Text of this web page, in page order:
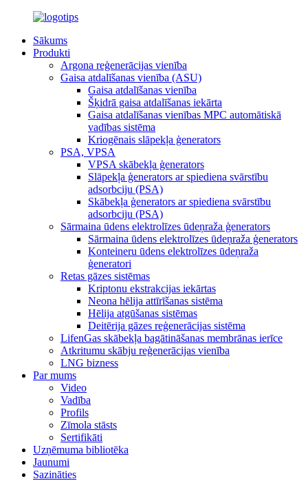
Sākums
Produkti
Argona reģenerācijas vienība
Gaisa atdalīšanas vienība (ASU)
Gaisa atdalīšanas vienība
Šķidrā gaisa atdalīšanas iekārta
Gaisa atdalīšanas vienības MPC automātiskā
vadības sistēma
Kriogēnais slāpekļa ģenerators
PSA, VPSA
VPSA skābekļa ģenerators
Slāpekļa ģenerators ar spiediena svārstību
adsorbciju (PSA)
Skābekļa ģenerators ar spiediena svārstību
adsorbciju (PSA)
Sārmaina ūdens elektrolīzes ūdeņraža ģenerators
Sārmaina ūdens elektrolīzes ūdeņraža ģenerators
Konteineru ūdens elektrolīzes ūdeņraža
ģeneratori
Retas gāzes sistēmas
Kriptonu ekstrakcijas iekārtas
Neona hēlija attīrīšanas sistēma
Hēlija atgūšanas sistēmas
Deitērija gāzes reģenerācijas sistēma
LifenGas skābekļa bagātināšanas membrānas ierīce
Atkritumu skābju reģenerācijas vienība
LNG bizness
Par mums
Video
Vadība
Profils
Zīmola stāsts
Sertifikāti
Uzņēmuma bibliotēka
Jaunumi
Sazināties